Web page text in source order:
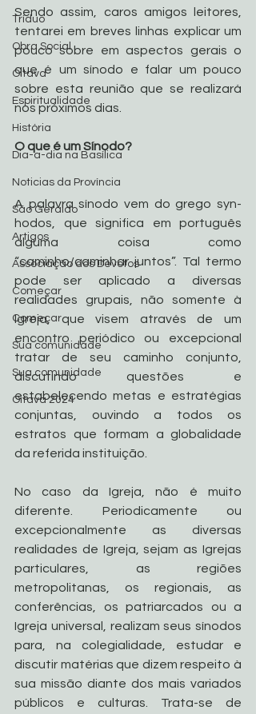
Tríduo
Obra Social
Oitava
Espiritualidade
História
Dia-a-dia na Basílica
Noticias da Província
São Geraldo
Artigos
Associação dos Devotos
Começar
Começar
Sua comunidade
Sua comunidade
Oitava 2024
Sendo assim, caros amigos leitores,
tentarei em breves linhas explicar um
pouco sobre em aspectos gerais o
que é um sínodo e falar um pouco
sobre esta reunião que se realizará
nos próximos dias.
O que é um Sínodo?
A palavra sínodo vem do grego syn-
hodos, que significa em português
alguma coisa como
“caminho/caminhar juntos”. Tal termo
pode ser aplicado a diversas
realidades grupais, não somente à
Igreja, que visem através de um
encontro periódico ou excepcional
tratar de seu caminho conjunto,
discutindo questões e
estabelecendo metas e estratégias
conjuntas, ouvindo a todos os
estratos que formam a globalidade
da referida instituição.
No caso da Igreja, não é muito
diferente. Periodicamente ou
excepcionalmente as diversas
realidades de Igreja, sejam as Igrejas
particulares, as regiões
metropolitanas, os regionais, as
conferências, os patriarcados ou a
Igreja universal, realizam seus sínodos
para, na colegialidade, estudar e
discutir matérias que dizem respeito à
sua missão diante dos mais variados
públicos e culturas. Trata-se de